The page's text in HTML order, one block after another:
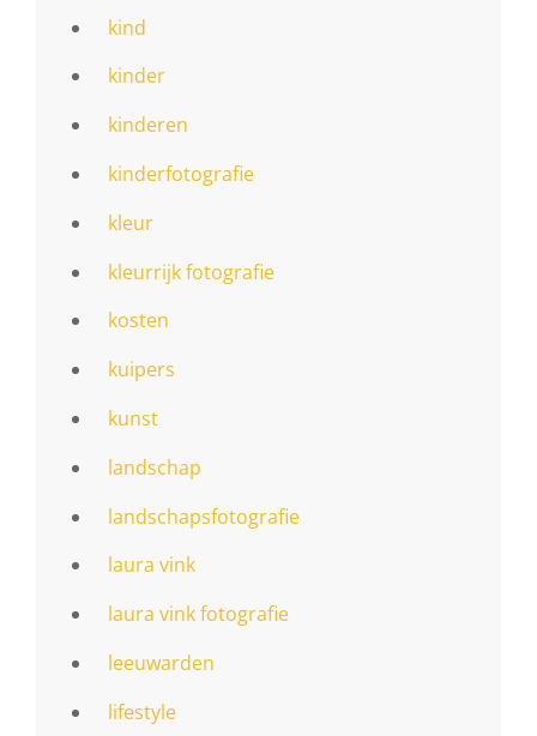
kind
kinder
kinderen
kinderfotografie
kleur
kleurrijk fotografie
kosten
kuipers
kunst
landschap
landschapsfotografie
laura vink
laura vink fotografie
leeuwarden
lifestyle